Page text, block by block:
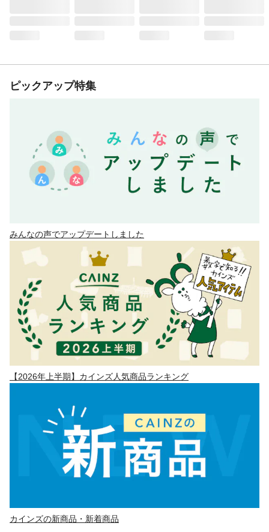
ピックアップ特集
みんなの声でアップデートしました
【2026年上半期】カインズ人気商品ランキング
カインズの新商品・新着商品